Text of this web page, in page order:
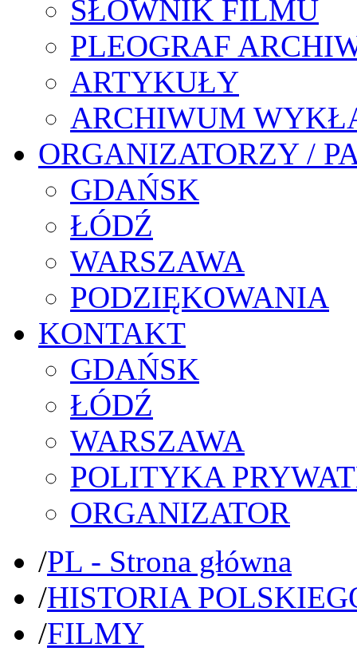
SŁOWNIK FILMU
PLEOGRAF
ARTYKUŁY
ARCHIWUM
ORGANIZATORZY /
GDAŃSK
ŁÓDŹ
WARSZAWA
PODZIĘKOWANIA
KONTAKT
GDAŃSK
ŁÓDŹ
WARSZAWA
POLITYKA
ORGANIZATOR
/PL - Strona główna
/HISTORIA
/FILMY